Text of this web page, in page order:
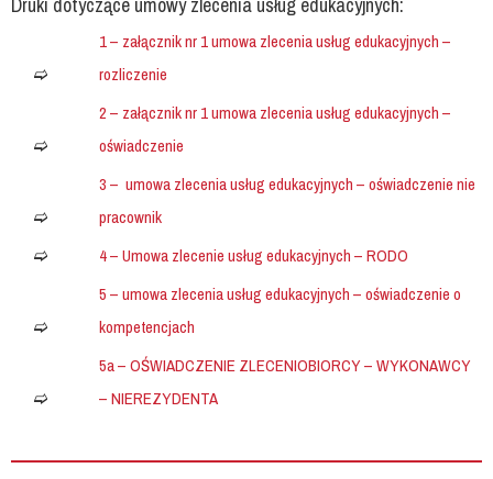
1 – załącznik nr 1 umowa zlecenia usług edukacyjnych –
rozliczenie
2 – załącznik nr 1 umowa zlecenia usług edukacyjnych –
oświadczenie
3 – umowa zlecenia usług edukacyjnych – oświadczenie nie
pracownik
4 – Umowa zlecenie usług edukacyjnych – RODO
5 – umowa zlecenia usług edukacyjnych – oświadczenie o
kompetencjach
5a – OŚWIADCZENIE ZLECENIOBIORCY – WYKONAWCY
– NIEREZYDENTA